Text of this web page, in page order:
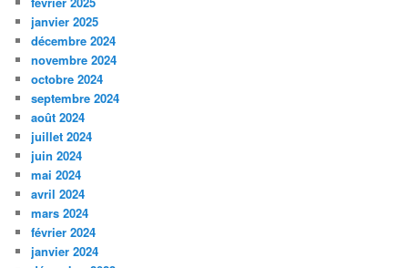
janvier 2025
décembre 2024
novembre 2024
octobre 2024
septembre 2024
août 2024
juillet 2024
juin 2024
mai 2024
avril 2024
mars 2024
février 2024
janvier 2024